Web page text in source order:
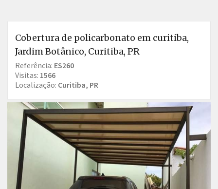
Cobertura de policarbonato em curitiba,
Jardim Botânico, Curitiba, PR
Referência: ES260
Visitas: 1566
Localização: Curitiba, PR